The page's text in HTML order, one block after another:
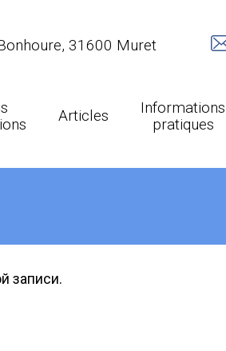
31600 Muret
Articles
Informations
pratiques
записи.